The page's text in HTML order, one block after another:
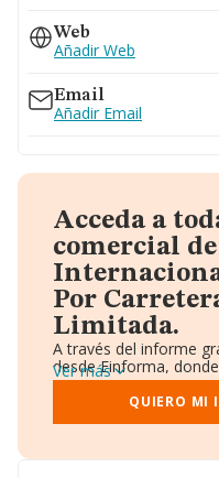
Web
Añadir Web
Email
Añadir Email
Acceda a
comercial
Por
Limitada.
A través del informe
desde Einforma,
Datos
Teléfono, Domicilio.
Informe Mercantil
Ver más
QUIERO MI